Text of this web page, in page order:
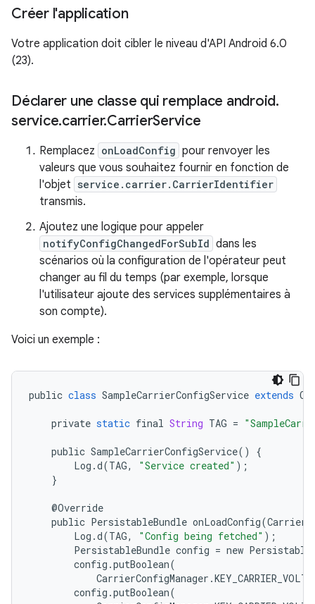
Créer l'application
Votre application doit cibler le niveau d'API Android 6.0
(23).
Déclarer une classe qui remplace android.
service.carrier.CarrierService
Remplacez onLoadConfig pour renvoyer les
valeurs que vous souhaitez fournir en fonction de
l'objet service.carrier.CarrierIdentifier
transmis.
Ajoutez une logique pour appeler
notifyConfigChangedForSubId dans les
scénarios où la configuration de l'opérateur peut
changer au fil du temps (par exemple, lorsque
l'utilisateur ajoute des services supplémentaires à
son compte).
Voici un exemple :
public class SampleCarrierConfigService extends
private static final String TAG =
public SampleCarrierConfigService()
{
Log .d(TAG, "Service created" );
}
@Override
public PersistableBundle onLoadConfig(
Log .d(TAG, "Config being fetched" );
PersistableBundle config = new
config .putBoolean(
CarrierConfigManager .
config .putBoolean(